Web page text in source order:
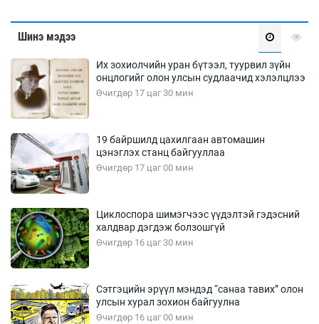
Шинэ мэдээ
Их зохиолчийн уран бүтээл, туурвил зүйн
онцлогийг олон улсын судлаачид хэлэлцлээ
Өчигдөр 17 цаг 30 мин
19 байршилд цахилгаан автомашин
цэнэглэх станц байгууллаа
Өчигдөр 17 цаг 00 мин
Циклоспора шимэгчээс үүдэлтэй гэдэсний
халдвар дэгдэж болзошгүй
Өчигдөр 16 цаг 30 мин
Сэтгэцийн эрүүл мэндэд “санаа тавих” олон
улсын хурал зохион байгуулна
Өчигдөр 16 цаг 00 мин